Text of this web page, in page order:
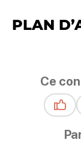
PLAN
Ce